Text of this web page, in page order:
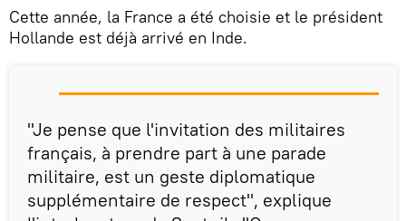
Cette année, la France a été choisie et le président
Hollande est déjà arrivé en Inde.
"Je pense que l'invitation des militaires
français, à prendre part à une parade
militaire, est un geste diplomatique
supplémentaire de respect", explique